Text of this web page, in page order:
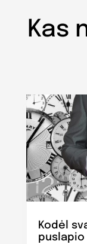
Kas
Kodėl
puslapio